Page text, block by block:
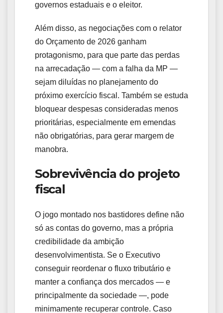
governos estaduais e o eleitor.
Além disso, as negociações com o relator
do Orçamento de 2026 ganham
protagonismo, para que parte das perdas
na arrecadação — com a falha da MP —
sejam diluídas no planejamento do
próximo exercício fiscal. Também se estuda
bloquear despesas consideradas menos
prioritárias, especialmente em emendas
não obrigatórias, para gerar margem de
manobra.
Sobrevivência do projeto
fiscal
O jogo montado nos bastidores define não
só as contas do governo, mas a própria
credibilidade da ambição
desenvolvimentista. Se o Executivo
conseguir reordenar o fluxo tributário e
manter a confiança dos mercados — e
principalmente da sociedade —, pode
minimamente recuperar controle. Caso